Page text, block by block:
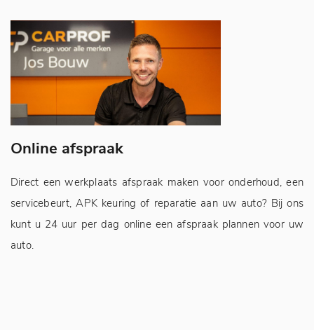
Online afspraak
Direct een werkplaats afspraak maken voor onderhoud, een
servicebeurt, APK keuring of reparatie aan uw auto? Bij ons
kunt u 24 uur per dag online een afspraak plannen voor uw
auto.